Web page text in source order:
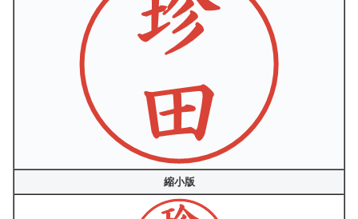
縮小版